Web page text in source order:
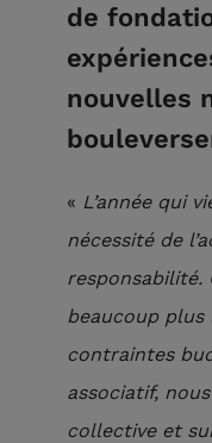
de
nouvelles
« L’année qui
nécessité de
responsabilité.
beaucoup plus
contraintes
associatif,
collective et